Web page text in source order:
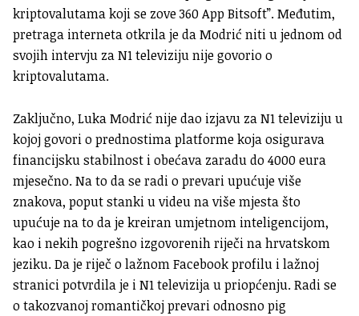
kriptovalutama koji se zove 360 App Bitsoft”. Međutim,
pretraga interneta otkrila je da Modrić niti u jednom od
svojih intervju za N1 televiziju nije govorio o
kriptovalutama.
Zaključno, Luka Modrić nije dao izjavu za N1 televiziju u
kojoj govori o prednostima platforme koja osigurava
financijsku stabilnost i obećava zaradu do 4000 eura
mjesečno. Na to da se radi o prevari upućuje više
znakova, poput stanki u videu na više mjesta što
upućuje na to da je kreiran umjetnom inteligencijom,
kao i nekih pogrešno izgovorenih riječi na hrvatskom
jeziku. Da je riječ o lažnom Facebook profilu i lažnoj
stranici potvrdila je i N1 televizija u priopćenju. Radi se
o takozvanoj romantičkoj prevari odnosno pig